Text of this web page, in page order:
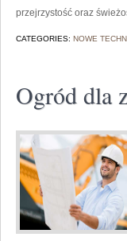
przejrzystość oraz
CATEGORIES: NOWE
Ogród dla